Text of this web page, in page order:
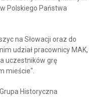
Polskiego Państwa
na Słowacji oraz do
udział pracownicy MAK,
uczestników grę
mieście".
Historyczna